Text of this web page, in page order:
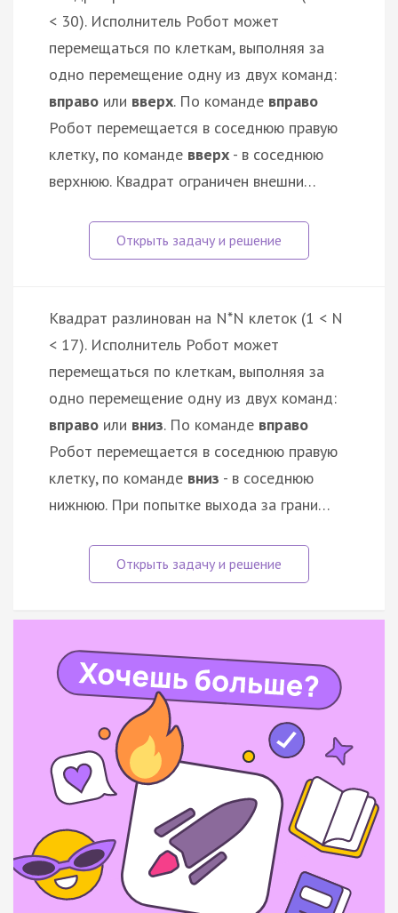
< 30). Исполнитель Робот может
перемещаться по клеткам, выполняя за
одно перемещение одну из двух команд:
вправо или вверх. По команде вправо
Робот перемещается в соседнюю правую
клетку, по команде вверх - в соседнюю
верхнюю. Квадрат ограничен внешни…
Квадрат разлинован на N*N клеток (1 < N
< 17). Исполнитель Робот может
перемещаться по клеткам, выполняя за
одно перемещение одну из двух команд:
вправо или вниз. По команде вправо
Робот перемещается в соседнюю правую
клетку, по команде вниз - в соседнюю
нижнюю. При попытке выхода за грани…